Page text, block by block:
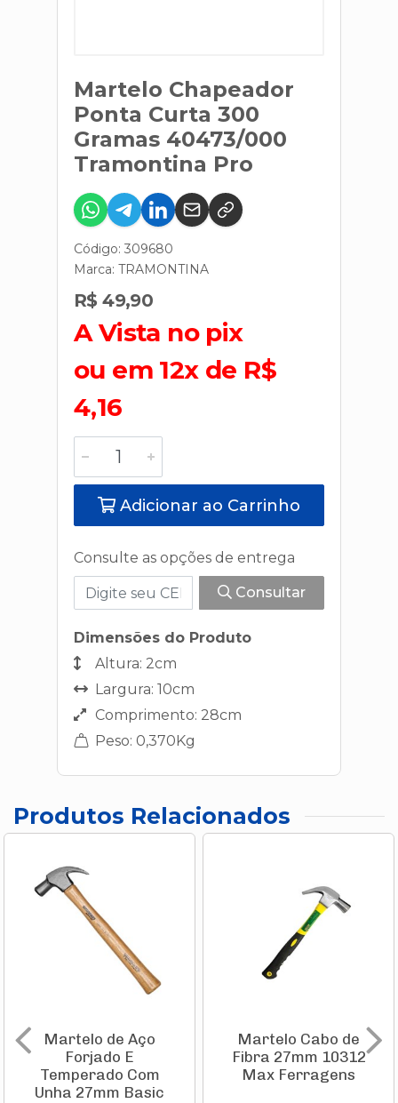
Martelo Chapeador
Ponta Curta 300
Gramas 40473/000
Tramontina Pro
Código: 309680
Marca: TRAMONTINA
R$ 49,90
A Vista no pix
ou em 12x de R$
4,16
Adicionar ao Carrinho
Consulte as opções de entrega
Consultar
Dimensões do Produto
Altura: 2cm
Largura: 10cm
Comprimento: 28cm
Peso: 0,370Kg
Produtos Relacionados
Martelo de Aço
Forjado E
Temperado Com
Unha 27mm Basic
Martelo Cabo de
Fibra 27mm 10312
Max Ferragens